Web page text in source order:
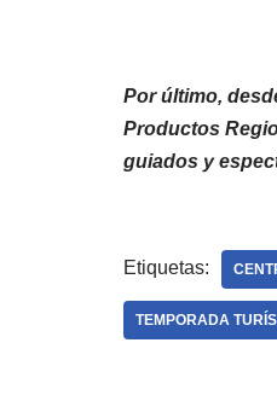
Por último,
Productos
guiados y
Etiquetas:
TEMPORADA